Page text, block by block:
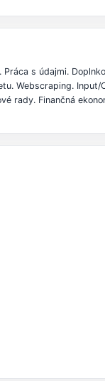
s údajmi.
Webscraping.
rady. Finančná